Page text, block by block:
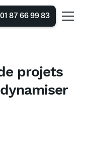
01 87 66 99 83
projets